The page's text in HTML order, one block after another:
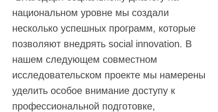
национальном уровне мы создали
несколько успешных программ, которые
позволяют внедрять social innovation. В
нашем следующем совместном
исследовательском проекте мы намерены
уделить особое внимание доступу к
профессиональной подготовке,